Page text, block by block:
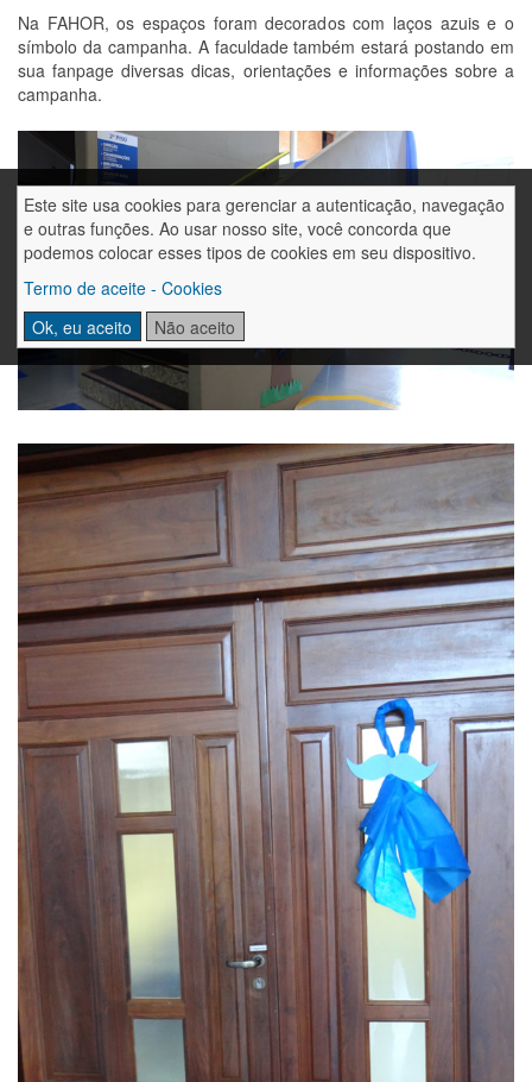
Este site usa cookies para gerenciar a autenticação, navegação
e outras funções. Ao usar nosso site, você concorda que
podemos colocar esses tipos de cookies em seu dispositivo.
Termo de aceite - Cookies
Ok, eu aceito
Não aceito
Na FAHOR, os espaços foram decorados com laços azuis e o
símbolo da campanha. A faculdade também estará postando em
sua fanpage diversas dicas, orientações e informações sobre a
campanha.